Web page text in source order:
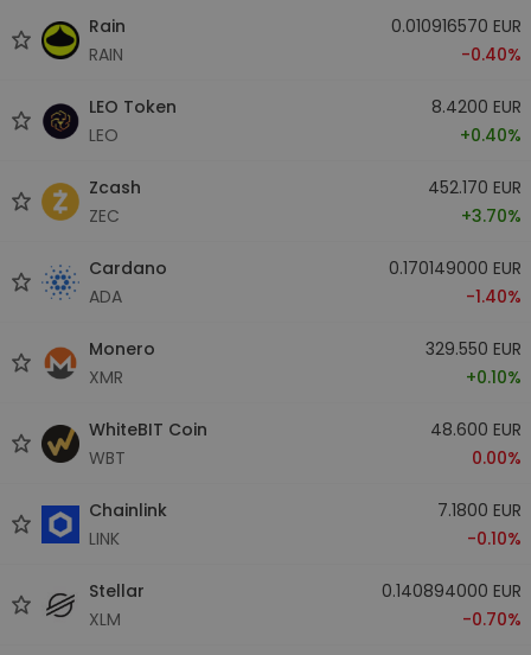
Rain
RAIN
0.010916570 EUR
-0.40%
LEO Token
LEO
8.4200 EUR
+0.40%
Zcash
ZEC
452.170 EUR
+3.70%
Cardano
ADA
0.170149000 EUR
-1.40%
Monero
XMR
329.550 EUR
+0.10%
WhiteBIT Coin
WBT
48.600 EUR
0.00%
Chainlink
LINK
7.1800 EUR
-0.10%
Stellar
XLM
0.140894000 EUR
-0.70%